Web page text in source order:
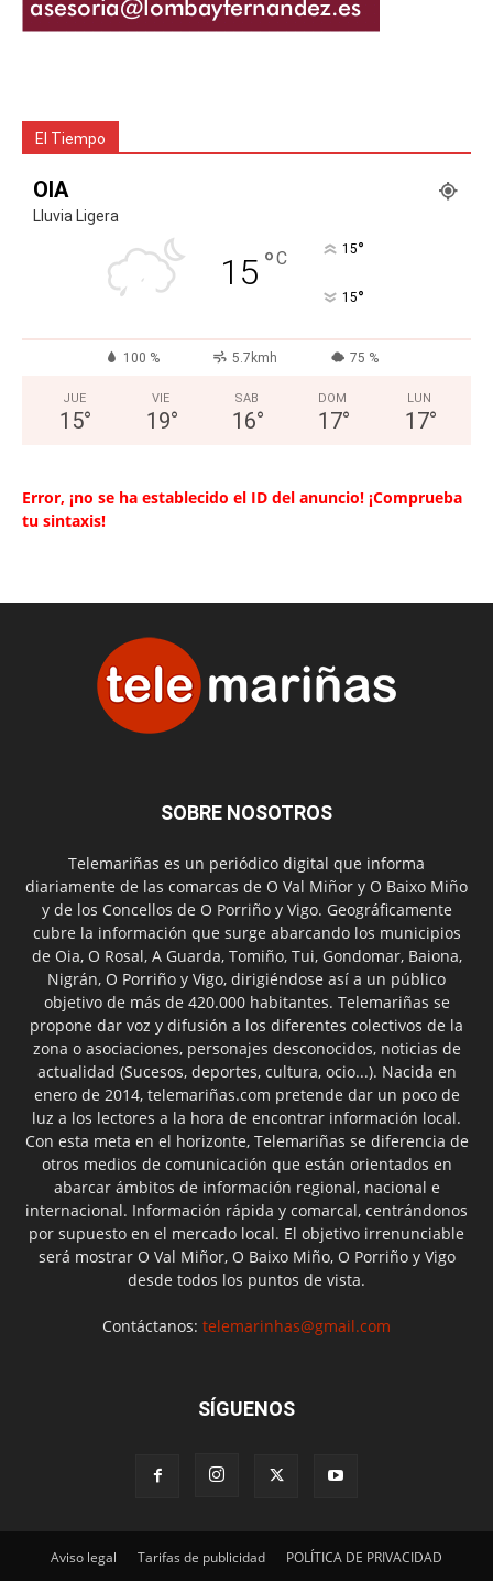
El Tiempo
OIA
Lluvia Ligera
15 °C 15°
15°
100 % 5.7kmh 75 %
JUE
15°
VIE
19°
SAB
16°
DOM
17°
LUN
17°
Error, ¡no se ha establecido el ID del anuncio! ¡Comprueba
tu sintaxis!
SOBRE NOSOTROS
Telemariñas es un periódico digital que informa
diariamente de las comarcas de O Val Miñor y O Baixo Miño
y de los Concellos de O Porriño y Vigo. Geográficamente
cubre la información que surge abarcando los municipios
de Oia, O Rosal, A Guarda, Tomiño, Tui, Gondomar, Baiona,
Nigrán, O Porriño y Vigo, dirigiéndose así a un público
objetivo de más de 420.000 habitantes. Telemariñas se
propone dar voz y difusión a los diferentes colectivos de la
zona o asociaciones, personajes desconocidos, noticias de
actualidad (Sucesos, deportes, cultura, ocio...). Nacida en
enero de 2014, telemariñas.com pretende dar un poco de
luz a los lectores a la hora de encontrar información local.
Con esta meta en el horizonte, Telemariñas se diferencia de
otros medios de comunicación que están orientados en
abarcar ámbitos de información regional, nacional e
internacional. Información rápida y comarcal, centrándonos
por supuesto en el mercado local. El objetivo irrenunciable
será mostrar O Val Miñor, O Baixo Miño, O Porriño y Vigo
desde todos los puntos de vista.
Contáctanos: telemarinhas@gmail.com
SÍGUENOS
Aviso legal Tarifas de publicidad POLÍTICA DE PRIVACIDAD